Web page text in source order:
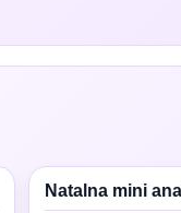
Natalna mini